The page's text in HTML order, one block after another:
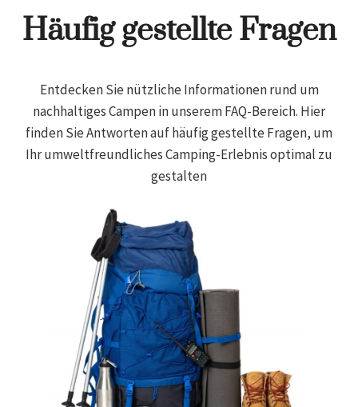
Häufig gestellte Fragen
Entdecken Sie nützliche Informationen rund um
nachhaltiges Campen in unserem FAQ-Bereich. Hier
finden Sie Antworten auf häufig gestellte Fragen, um
Ihr umweltfreundliches Camping-Erlebnis optimal zu
gestalten